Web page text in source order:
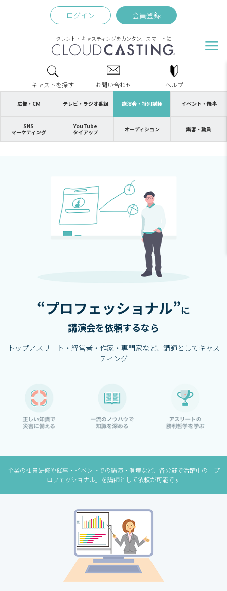
ログイン 会員登録
タレント・キャスティングをカンタン、スマートに
キャストを探す お問い合わせ ヘルプ
広告・CM テレビ・ラジオ番組 講演会・特別講師 イベント・催事
SNS
マーケティング
YouTube
タイアップ
オーディション 集客・動員
“プロフェッショナル”に
講演会を依頼するなら
トップアスリート・経営者・作家・専⾨家など、講師としてキャス
ティング
企業の社員研修や催事・イベントでの講演・登壇など、各分野で活躍中の「プ
ロフェッショナル」を講師として依頼が可能です